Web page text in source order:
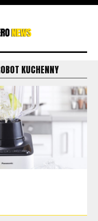
KUCHENNY